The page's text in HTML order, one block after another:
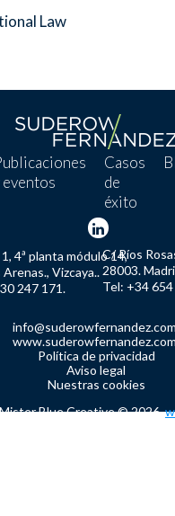
Law
eventos
Casos
de
éxito
4ª planta módulo 14,
Vizcaya..
247 171.
C/ Ríos
28003.
Tel: +34
Política de privacidad
Aviso legal
Nuestras cookies
Blue Creative © 2026.